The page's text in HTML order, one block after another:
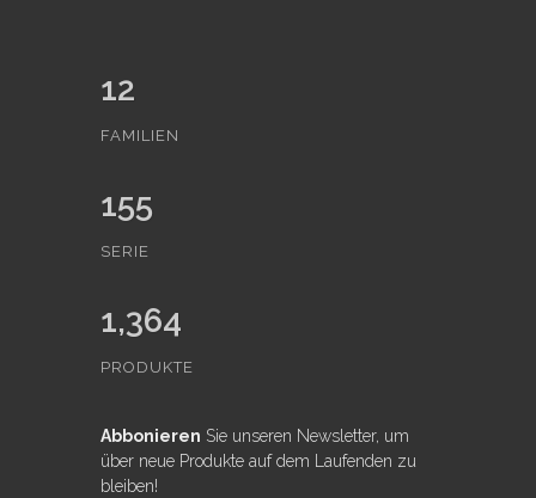
12
FAMILIEN
155
SERIE
1,364
PRODUKTE
Abbonieren Sie unseren Newsletter, um
über neue Produkte auf dem Laufenden zu
bleiben!